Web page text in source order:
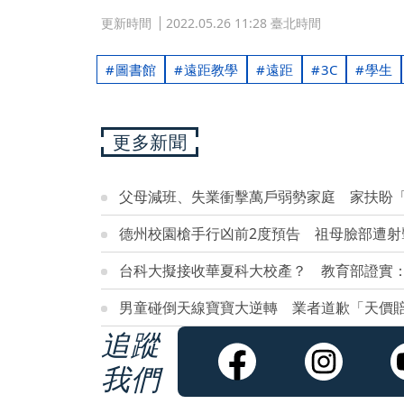
更新時間 2022.05.26 11:28 臺北時間
圖書館 遠距教學 遠距 3C 學生
更多新聞
父母減班、失業衝擊萬戶弱勢家庭 家扶盼
德州校園槍手行凶前2度預告 祖母臉部遭
台科大擬接收華夏科大校產？ 教育部證實
男童碰倒天線寶寶大逆轉 業者道歉「天價
追蹤
我們